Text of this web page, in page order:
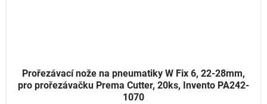
Prořezávací nože na pneumatiky W Fix 6, 22-28mm,
pro prořezávačku Prema Cutter, 20ks, Invento PA242-
1070